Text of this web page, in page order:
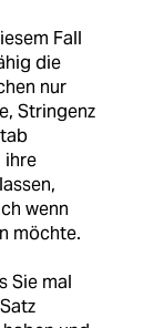
Fall
die
nur
Stringenz
ihre
wenn
möchte.
Sie mal